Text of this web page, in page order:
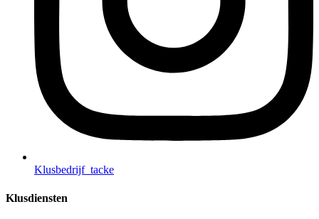
Klusbedrijf_tacke
Klusdiensten